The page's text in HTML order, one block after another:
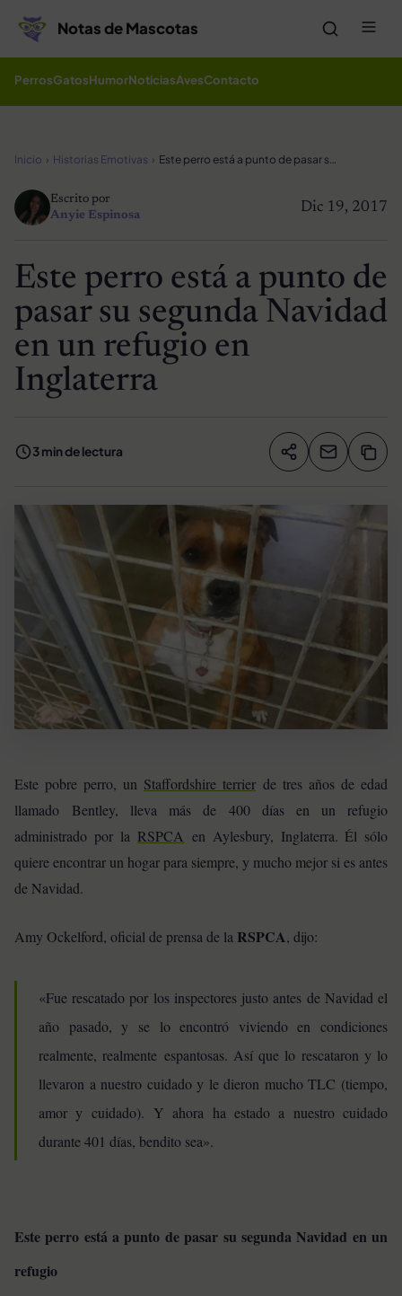
Notas de Mascotas
PerrosGatosHumorNoticiasAvesContacto
Inicio Historias Emotivas Este perro está a punto de pasar su segunda Navidad en un refugio en Inglaterra
Dic 19, 2017
Escrito por
Anyie Espinosa
Este perro está a punto de
pasar su segunda Navidad
en un refugio en
Inglaterra
3 min de lectura Compartir
Este pobre perro, un Staffordshire terrier de tres años de edad
llamado Bentley, lleva más de 400 días en un refugio
administrado por la RSPCA en Aylesbury, Inglaterra. Él sólo
quiere encontrar un hogar para siempre, y mucho mejor si es antes
de Navidad.
Amy Ockelford, oficial de prensa de la RSPCA, dijo:
«Fue rescatado por los inspectores justo antes de Navidad el
año pasado, y se lo encontró viviendo en condiciones
realmente, realmente espantosas. Así que lo rescataron y lo
llevaron a nuestro cuidado y le dieron mucho TLC (tiempo,
amor y cuidado). Y ahora ha estado a nuestro cuidado
durante 401 días, bendito sea».
Este perro está a punto de pasar su segunda Navidad en un
refugio